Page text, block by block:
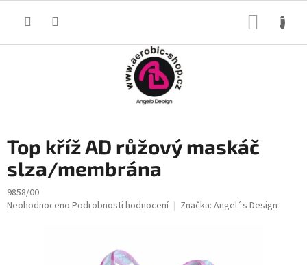
Top kříž AD růžový maskáč
slza/membrána
9858/00
Průměrné
Neohodnoceno Podrobnosti hodnocení Značka: Angel´s Design